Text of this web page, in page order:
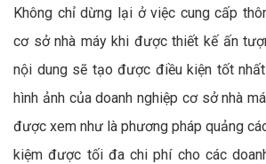
Không chỉ dừng lại ở việc cung cấp
cơ sở nhà máy khi được thiết kế ấn
nội dung sẽ tạo được điều kiện tốt
hình ảnh của doanh nghiệp cơ sở nhà
được xem như là phương pháp quảng
kiệm được tối đa chi phí cho các